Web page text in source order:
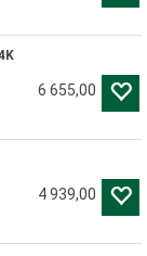
6 655,00
4 939,00